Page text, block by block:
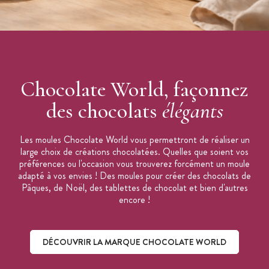
Chocolate World, façonnez
des chocolats élégants
Les moules Chocolate World vous permettront de réaliser un
large choix de créations chocolatées. Quelles que soient vos
préférences ou l'occasion vous trouverez forcément un moule
adapté à vos envies ! Des moules pour créer des chocolats de
Pâques, de Noël, des tablettes de chocolat et bien d'autres
encore !
DÉCOUVRIR LA MARQUE CHOCOLATE WORLD